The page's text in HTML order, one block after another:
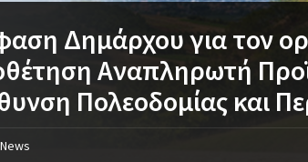
Δημάρχου για τον
Αναπληρωτή
Πολεοδομίας και
News